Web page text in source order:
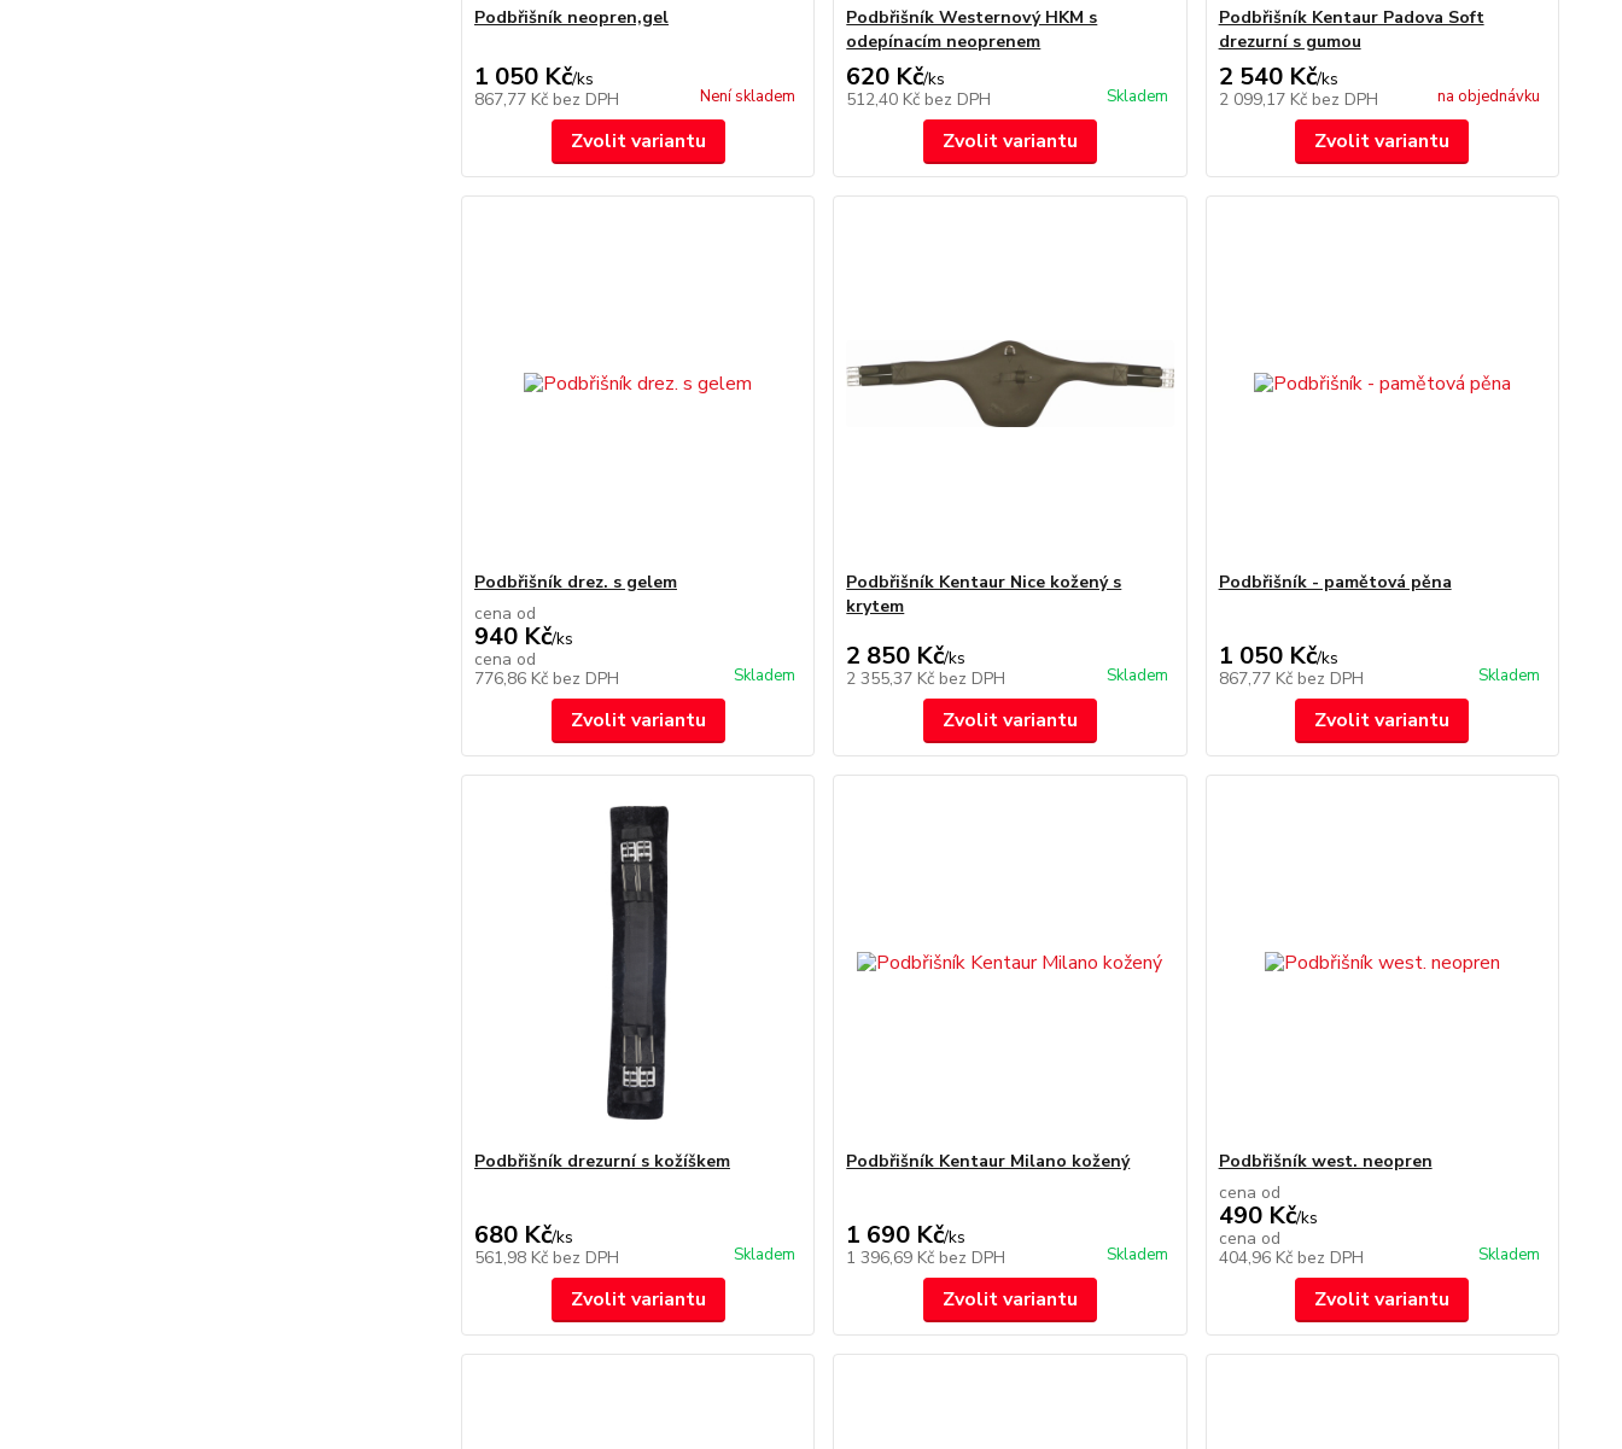
Podbřišník neopren,gel
1 050 Kč/ks
867,77 Kč bez DPH Není skladem
Zvolit variantu
Podbřišník Westernový HKM s
odepínacím neoprenem
620 Kč/ks
512,40 Kč bez DPH Skladem
Zvolit variantu
Podbřišník Kentaur Padova Soft
drezurní s gumou
2 540 Kč/ks
2 099,17 Kč bez DPH na objednávku
Zvolit variantu
Podbřišník drez. s gelem
cena od
940 Kč/ks
cena od
776,86 Kč bez DPH Skladem
Zvolit variantu
Podbřišník Kentaur Nice kožený s
krytem
2 850 Kč/ks
2 355,37 Kč bez DPH Skladem
Zvolit variantu
Podbřišník - pamětová pěna
1 050 Kč/ks
867,77 Kč bez DPH Skladem
Zvolit variantu
Podbřišník drezurní s kožíškem
680 Kč/ks
561,98 Kč bez DPH Skladem
Zvolit variantu
Podbřišník Kentaur Milano kožený
1 690 Kč/ks
1 396,69 Kč bez DPH Skladem
Zvolit variantu
Podbřišník west. neopren
cena od
490 Kč/ks
cena od
404,96 Kč bez DPH Skladem
Zvolit variantu